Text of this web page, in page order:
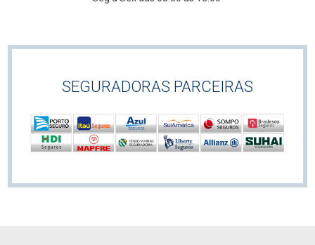
SEGURADORAS PARCEIRAS